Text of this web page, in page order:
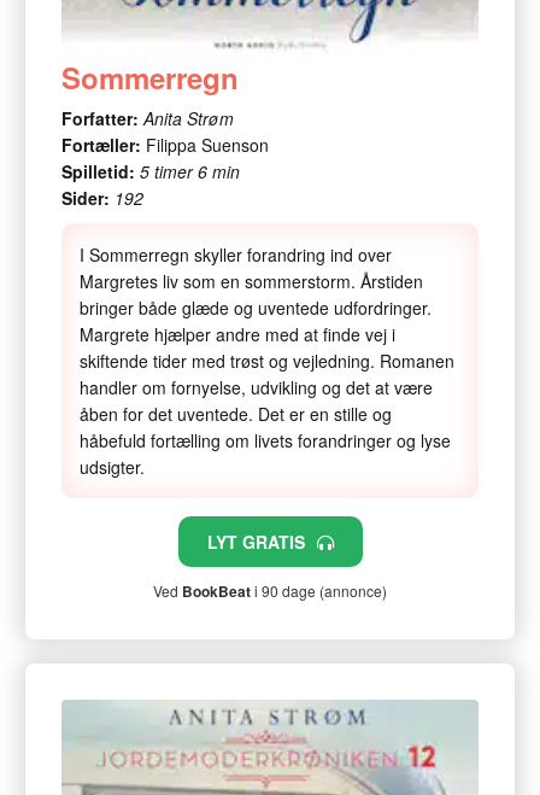
Sommerregn
Forfatter: Anita Strøm
Fortæller: Filippa Suenson
Spilletid: 5 timer 6 min
Sider: 192
I Sommerregn skyller forandring ind over
Margretes liv som en sommerstorm. Årstiden
bringer både glæde og uventede udfordringer.
Margrete hjælper andre med at finde vej i
skiftende tider med trøst og vejledning. Romanen
handler om fornyelse, udvikling og det at være
åben for det uventede. Det er en stille og
håbefuld fortælling om livets forandringer og lyse
udsigter.
LYT GRATIS
Ved BookBeati 90 dage (annonce)